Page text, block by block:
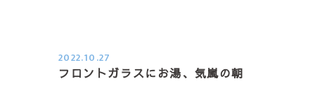
フロントガラスにお湯、気嵐の朝
2022.10.27